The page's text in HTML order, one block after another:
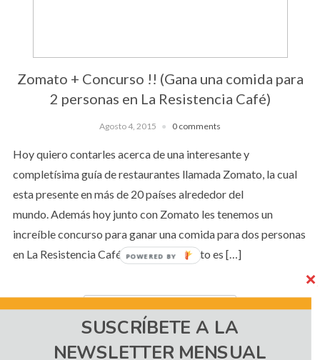
Zomato + Concurso !! (Gana una comida para
2 personas en La Resistencia Café)
Agosto 4, 2015 0 comments
Hoy quiero contarles acerca de una interesante y
completísima guía de restaurantes llamada Zomato, la cual
esta presente en más de 20 países alrededor del
mundo. Además hoy junto con Zomato les tenemos un
increíble concurso para ganar una comida para dos personas
en La Resistencia Café. ¿Que es? Zomato es […]
CONTINUE READING
SUSCRÍBETE A LA
NEWSLETTER MENSUAL